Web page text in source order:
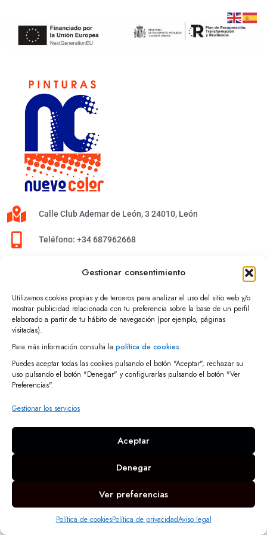
Gestionar consentimiento
Utilizamos cookies propias y de terceros para analizar el uso del sitio web y/o
mostrar publicidad relacionada con tu preferencia sobre la base de un perfil
elaborado a partir de tu hábito de navegación (por ejemplo, páginas
visitadas).
Para más información consulta la política de cookies.
Puedes aceptar todas las cookies pulsando el botón "Aceptar", rechazar su
uso pulsando el botón "Denegar" y configurarlas pulsando el botón "Ver
Preferencias".
Gestionar los servicios
Aceptar
Denegar
Ver preferencias
Política de cookiesPolítica de privacidadAviso legal
Calle Club Ademar de León, 3 24010, León
Teléfono: +34 687962668
Política de privacidad
Política de cookies
Accesibilidad
© 2025 Pinturas Nuevo Color | Servicio web: Indosmedia